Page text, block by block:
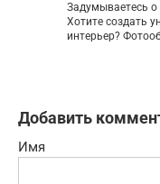
Задумываетесь
Хотите создать
интерьер?
Добавить
Имя